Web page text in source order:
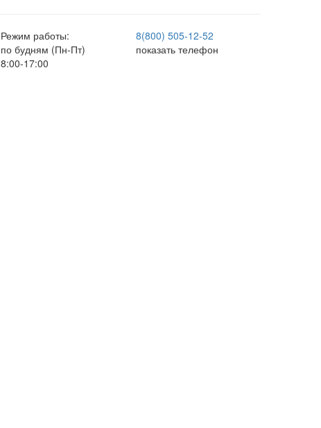
Режим работы:
по будням (Пн-Пт)
8:00-17:00
8(800) 505-12-52
показать телефон